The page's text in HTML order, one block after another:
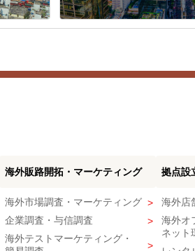
海外販路開拓・マーケティング
海外市場調査・マーケティング
企業調査・与信調査
海外テストマーケティング・
拠点設
海外店
海外オ
ネット